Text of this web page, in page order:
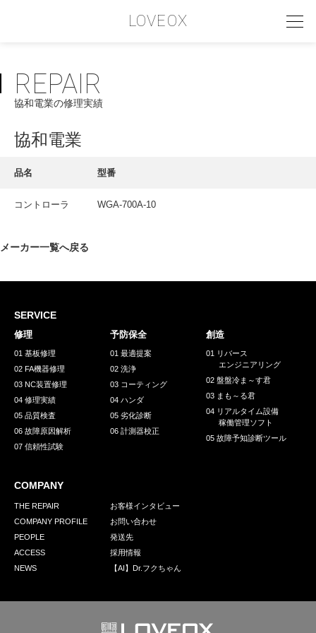
LOVEOX
PHILOSOPHY
フィロソフィー
COMPANY PROFILE
INTERVIEW
採用情報
GREEN CHALLENGE
環境への取り組み
お問い合わせ 発送先
REPAIR
協和電業の修理実績
協和電業
品名 型番
コントローラ WGA-700A-10
メーカー一覧へ戻る
SERVICE
修理
01 基板修理
02 FA機器修理
03 NC装置修理
04 修理実績
05 品質検査
06 故障原因解析
07 信頼性試験
予防保全
01 最適提案
02 洗浄
03 コーティング
04 ハンダ
05 劣化診断
06 計測器校正
創造
01 リバース
エンジニアリング
02 盤盤冷ま～す君
03 まも～る君
04 リアルタイム設備
稼働管理ソフト
05 故障予知診断ツール
COMPANY
THE REPAIR
COMPANY PROFILE
PEOPLE
ACCESS
NEWS
お客様インタビュー
お問い合わせ
発送先
採用情報
【AI】Dr.フクちゃん